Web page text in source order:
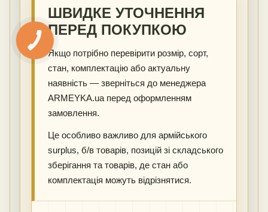
ШВИДКЕ УТОЧНЕННЯ
ПЕРЕД ПОКУПКОЮ
Якщо потрібно перевірити розмір, сорт,
стан, комплектацію або актуальну
наявність — зверніться до менеджера
ARMEYKA.ua перед оформленням
замовлення.
Це особливо важливо для армійського
surplus, б/в товарів, позицій зі складського
зберігання та товарів, де стан або
комплектація можуть відрізнятися.